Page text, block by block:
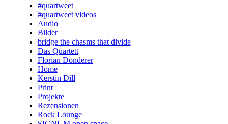
#quartweet
#quartweet videos
Audio
Bilder
bridge the chasms that divide
Das Quartett
Florian Donderer
Home
Kerstin Dill
Print
Projekte
Rezensionen
Rock Lounge